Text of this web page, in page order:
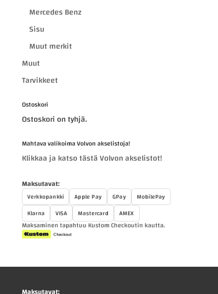
Mercedes Benz
Sisu
Muut merkit
Muut
Tarvikkeet
Ostoskori
Ostoskori on tyhjä.
Mahtava valikoima Volvon akselistoja!
Klikkaa ja katso tästä Volvon akselistot!
Maksutavat:
Verkkopankki Apple Pay GPay
MobilePay
Klarna
VISA Mastercard AMEX
Maksaminen tapahtuu Kustom Checkoutin kautta.